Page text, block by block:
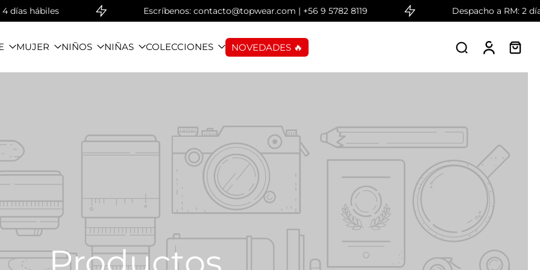
Escríbenos: contacto@topwear.com | +56 9 5782 8119 Despacho a RM: 2 días hábiles
MUJER NIÑOS NIÑAS COLECCIONES NOVEDADES 🔥